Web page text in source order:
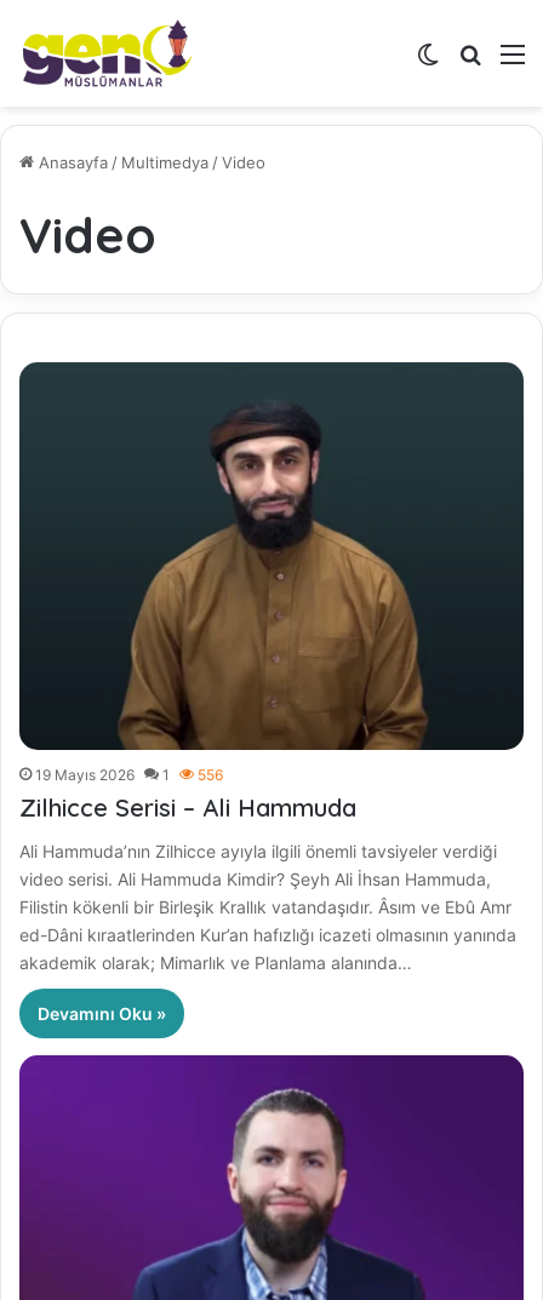
Dış
Anasayfa / Multimedya /Video
Video
19 Mayıs 2026 1 556
Zilhicce Serisi – Ali Hammuda
Ali Hammuda’nın Zilhicce ayıyla ilgili önemli tavsiyeler verdiği
video serisi. Ali Hammuda Kimdir? Şeyh Ali İhsan Hammuda,
Filistin kökenli bir Birleşik Krallık vatandaşıdır. Âsım ve Ebû Amr
ed-Dâni kıraatlerinden Kur’an hafızlığı icazeti olmasının yanında
akademik olarak; Mimarlık ve Planlama alanında…
Devamını Oku »